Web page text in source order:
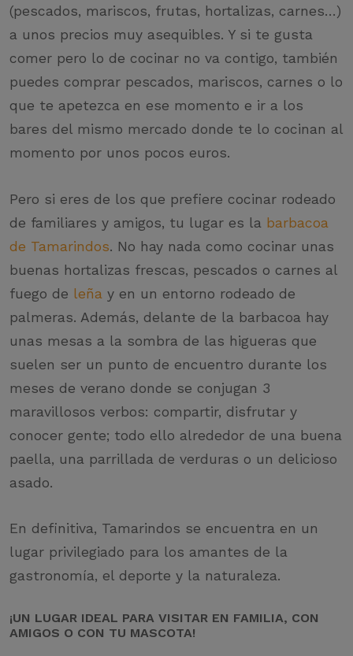
(pescados, mariscos, frutas, hortalizas, carnes…)
a unos precios muy asequibles. Y si te gusta
comer pero lo de cocinar no va contigo, también
puedes comprar pescados, mariscos, carnes o lo
que te apetezca en ese momento e ir a los
bares del mismo mercado donde te lo cocinan al
momento por unos pocos euros.
Pero si eres de los que prefiere cocinar rodeado
de familiares y amigos, tu lugar es la barbacoa
de Tamarindos. No hay nada como cocinar unas
buenas hortalizas frescas, pescados o carnes al
fuego de leña y en un entorno rodeado de
palmeras. Además, delante de la barbacoa hay
unas mesas a la sombra de las higueras que
suelen ser un punto de encuentro durante los
meses de verano donde se conjugan 3
maravillosos verbos: compartir, disfrutar y
conocer gente; todo ello alrededor de una buena
paella, una parrillada de verduras o un delicioso
asado.
En definitiva, Tamarindos se encuentra en un
lugar privilegiado para los amantes de la
gastronomía, el deporte y la naturaleza.
¡UN LUGAR IDEAL PARA VISITAR EN FAMILIA, CON
AMIGOS O CON TU MASCOTA!